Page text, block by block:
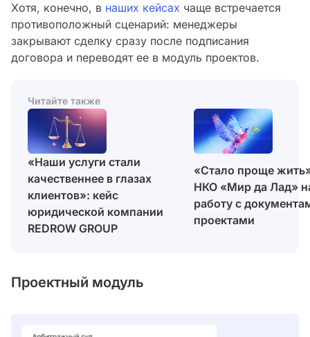
Хотя, конечно, в наших кейсах чаще встречается
противоположный сценарий: менеджеры
закрывают сделку сразу после подписания
договора и переводят ее в модуль проектов.
Читайте также
«Наши услуги стали
качественнее в глазах
клиентов»: кейс
юридической компании
REDROW GROUP
«Стало проще
НКО «Мир да Лад»
работу с
проектами
Проектный модуль